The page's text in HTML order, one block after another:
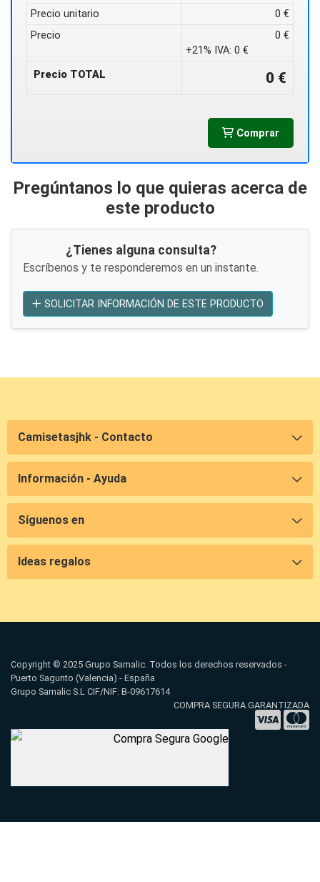
Precio unitario
0 €
Precio
0 €
+21% IVA: 0 €
Precio TOTAL
0 €
Comprar
Pregúntanos lo que quieras acerca de
este producto
¿Tienes alguna consulta?
Escríbenos y te responderemos en un instante.
SOLICITAR INFORMACIÓN DE ESTE PRODUCTO
Camisetasjhk - Contacto
Información - Ayuda
Síguenos en
Ideas regalos
Copyright © 2025 Grupo Samalic. Todos los derechos reservados -
Puerto Sagunto (Valencia) - España
Grupo Samalic S.L CIF/NIF: B-09617614
COMPRA SEGURA GARANTIZADA